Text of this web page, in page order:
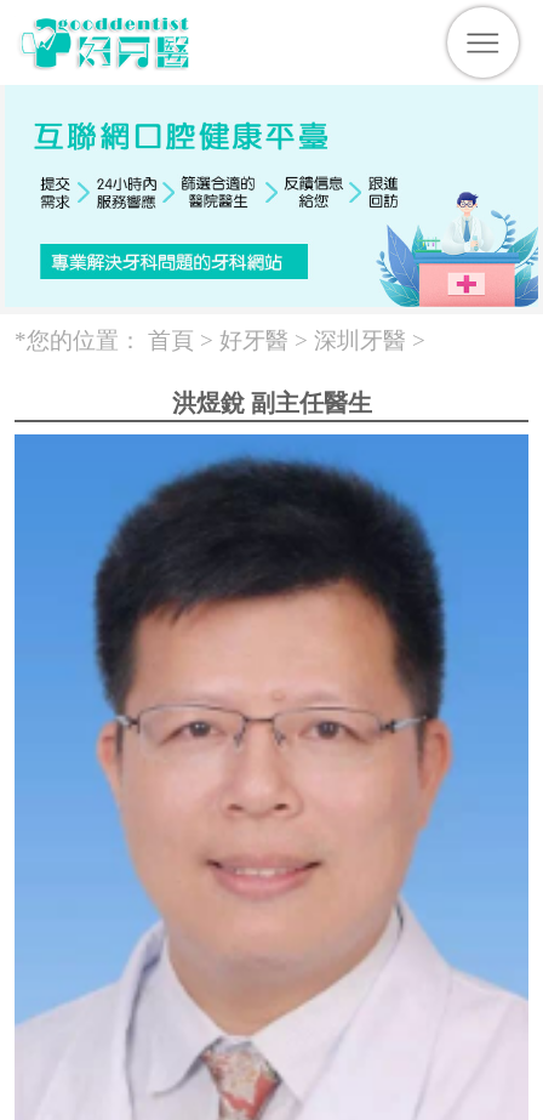
*您的位置： 首頁 > 好牙醫 > 深圳牙醫 >
洪煜銳 副主任醫生